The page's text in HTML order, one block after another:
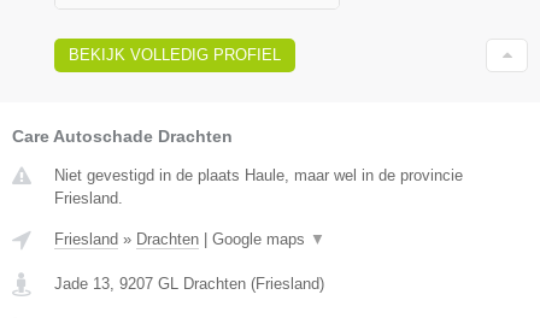
BEKIJK VOLLEDIG PROFIEL
Care Autoschade Drachten
Niet gevestigd in de plaats Haule, maar wel in de provincie
Friesland.
Friesland » Drachten Google maps ▼
Jade 13, 9207 GL Drachten (Friesland)